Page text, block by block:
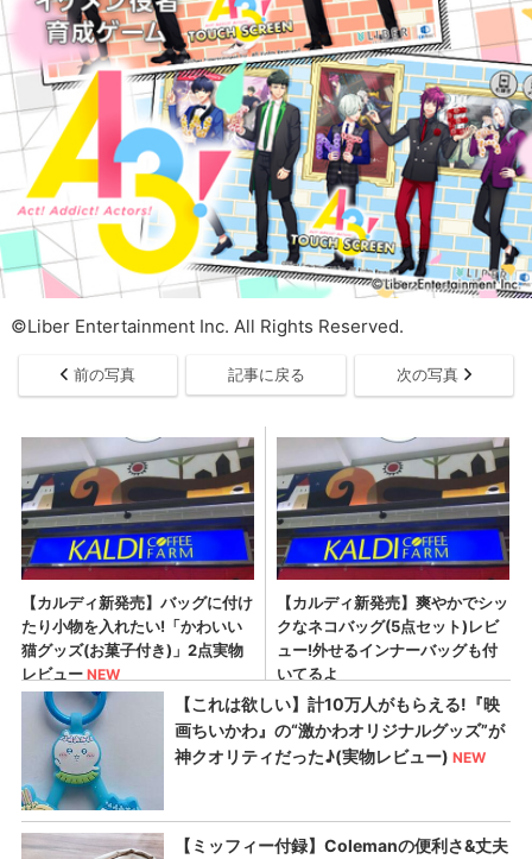
©Liber Entertainment Inc. All Rights Reserved.
前の写真 記事に戻る 次の写真